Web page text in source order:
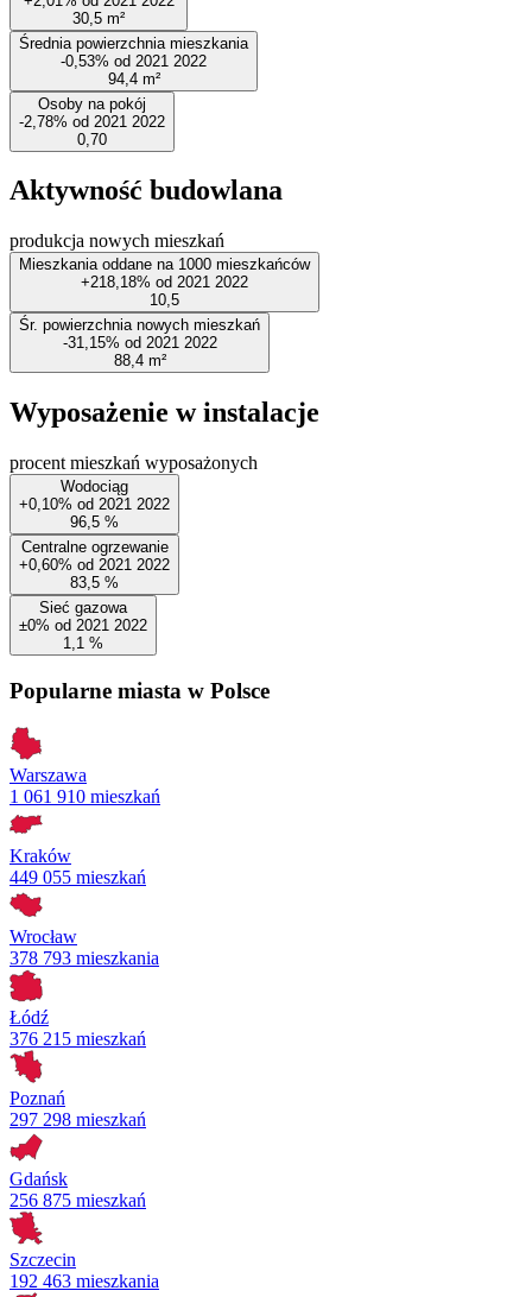
30,5 m²
Średnia powierzchnia mieszkania
-0,53% od 2021 2022
94,4 m²
Osoby na pokój
-2,78% od 2021 2022
0,70
Aktywność budowlana
produkcja nowych mieszkań
Mieszkania oddane na 1000 mieszkańców
+218,18% od 2021 2022
10,5
Śr. powierzchnia nowych mieszkań
-31,15% od 2021 2022
88,4 m²
Wyposażenie w instalacje
procent mieszkań wyposażonych
Wodociąg
+0,10% od 2021 2022
96,5 %
Centralne ogrzewanie
+0,60% od 2021 2022
83,5 %
Sieć gazowa
±0% od 2021 2022
1,1 %
Popularne miasta w Polsce
Warszawa
1 061 910 mieszkań
Kraków
449 055 mieszkań
Wrocław
378 793 mieszkania
Łódź
376 215 mieszkań
Poznań
297 298 mieszkań
Gdańsk
256 875 mieszkań
Szczecin
192 463 mieszkania